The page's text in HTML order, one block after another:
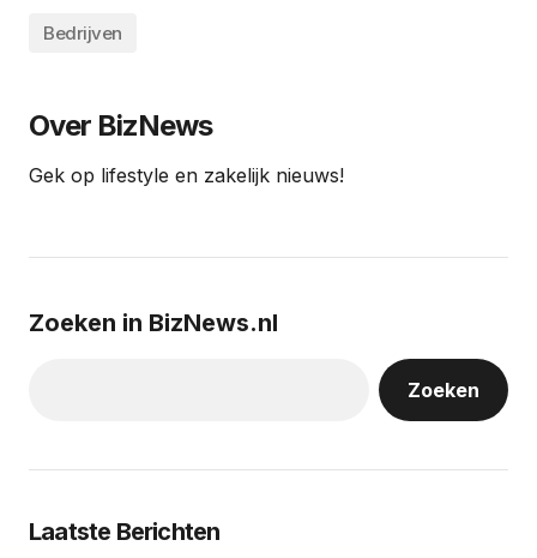
Bedrijven
Over BizNews
Gek op lifestyle en zakelijk nieuws!
Zoeken in BizNews.nl
Zoeken
Laatste Berichten